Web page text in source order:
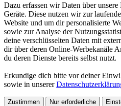
Dazu erfassen wir Daten über
Geräte. Diese nutzen wir zur
Website und um dir personalisierte
sowie zur Analyse der
deine verschlüsselten Daten mit
dir über deren Online-Werbekanäle
du deren Dienste bereits selbst nutzt.
Erkundige dich bitte vor deiner
sowie in unserer
Zustimmen Nur erforderliche